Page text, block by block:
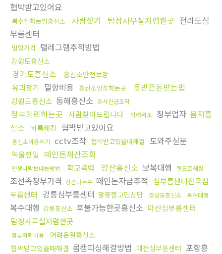
협박받고있어요
복수잘하는법흥신소 사람찾기 탐정사무실저렴한곳 전라도심
부름센터
밀항가격 텔레그램추적방법
강원도흥신소
경기도흥신소 흥신소안전보장
유괴찾기 밀항비용 흥신소일잘하는곳 못받은돈받는법
강원도흥신소 동해흥신소 회사진급조작
청부의뢰하는곳 사람찾아드립니다 학력위조 청부업자 음지흥
신소
카톡해킹 협박받고있어요
흥신소이용후기 cctv조작 협박받고있을때해결 도와주실분
억울한일 떼인돈재산조회
인생나락보내는방법 학교폭력 양산흥신소 보복대행 핸드폰해킹
조선족청부가격 상간녀복수 떼인돈자금추적
심부름센터전국심
부름센터
강릉심부름센터 말못할고민상담 경상도흥신소 복수대행
복수대행 강릉흥신소 후불가능한곳흥신소 마산심부름센터
탐정사무실저렴한곳
청부의뢰비용
어려운일흥신소
협박받고있을때해결 몸캠피싱해결방법 대전심부름센터 포항흥